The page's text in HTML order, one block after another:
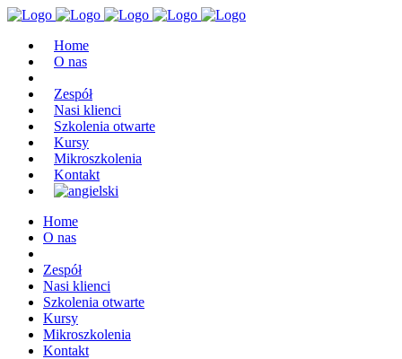
Home
O nas
Zespół
Nasi klienci
Szkolenia otwarte
Kursy
Mikroszkolenia
Kontakt
Home
O nas
Zespół
Nasi klienci
Szkolenia otwarte
Kursy
Mikroszkolenia
Kontakt